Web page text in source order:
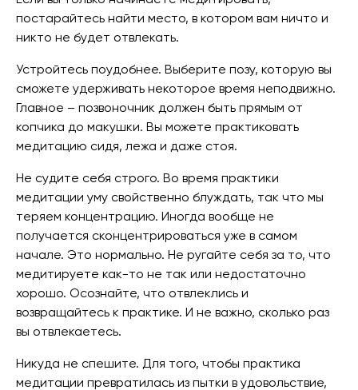
постарайтесь найти место, в котором вам ничто и
никто не будет отвлекать.
Устройтесь поудобнее. Выберите позу, которую вы
сможете удерживать некоторое время неподвижно.
Главное – позвоночник должен быть прямым от
копчика до макушки. Вы можете практиковать
медитацию сидя, лежа и даже стоя.
Не судите себя строго. Во время практики
медитации уму свойственно блуждать, так что мы
теряем концентрацию. Иногда вообще не
получается сконцентрироваться уже в самом
начале. Это нормально. Не ругайте себя за то, что
медитируете как-то не так или недостаточно
хорошо. Осознайте, что отвлеклись и
возвращайтесь к практике. И не важно, сколько раз
вы отвлекаетесь.
Никуда не спешите. Для того, чтобы практика
медитации превратилась из пытки в удовольствие,